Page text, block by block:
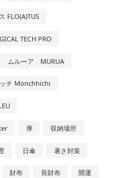
FLO(A)TUS
TECH PRO
ムルーア MURUA
チ Monchhichi
厚 収納場所
日傘 暑さ対策
財布 長財布 開運